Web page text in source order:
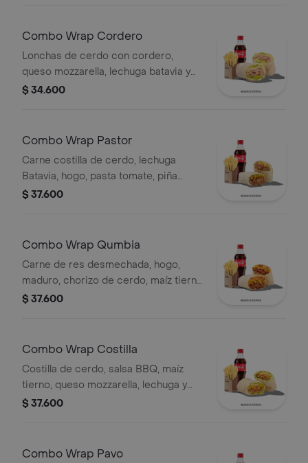
Combo Wrap Cordero
Lonchas de cerdo con cordero,
queso mozzarella, lechuga batavia y
salsa Qbano
$ 34.600
Combo Wrap Pastor
Carne costilla de cerdo, lechuga
Batavia, hogo, pasta tomate, piña
calada asada, cebolla, papas y bebida.
$ 37.600
Combo Wrap Qumbia
Carne de res desmechada, hogo,
maduro, chorizo de cerdo, maíz tierno
y salsa Qbano, papas y bebida.
$ 37.600
Combo Wrap Costilla
Costilla de cerdo, salsa BBQ, maíz
tierno, queso mozzarella, lechuga y
salsa Qbano, papas a la francesa y
$ 37.600
Combo Wrap Pavo